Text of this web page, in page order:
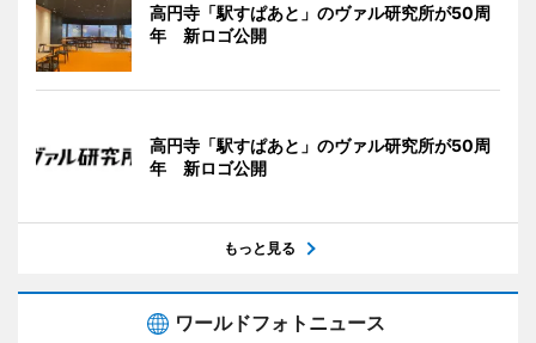
高円寺「駅すぱあと」のヴァル研究所が50周
年 新ロゴ公開
高円寺「駅すぱあと」のヴァル研究所が50周
年 新ロゴ公開
もっと見る
ワールドフォトニュース